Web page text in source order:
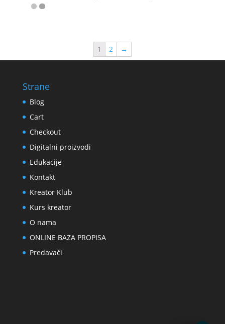
1 2 →
Strane
Blog
Cart
Checkout
Digitalni proizvodi
Edukacije
Kontakt
Kreator Klub
Kurs kreator
O nama
ONLINE BAZA PROPISA
Predavači